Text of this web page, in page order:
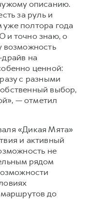
описанию.
за руль и
уже полтора года
и точно знаю, о
драйв на
ценной:
с разными
выбор,
— отметил
«Дикая Мята»
и активный
не
рядом
маршрутов до